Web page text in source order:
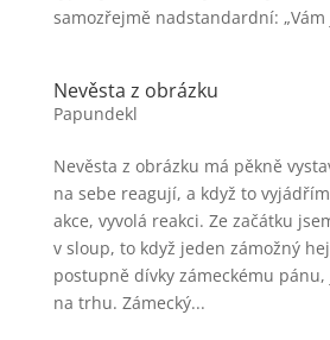
samozřejmě nadstandardní: „Vám
Nevěsta z obrázku
Papundekl
Nevěsta z obrázku má pěkně
na sebe reagují, a když to
akce, vyvolá reakci. Ze začátku
v sloup, to když jeden zámožný
postupně dívky zámeckému
na trhu. Zámecký...